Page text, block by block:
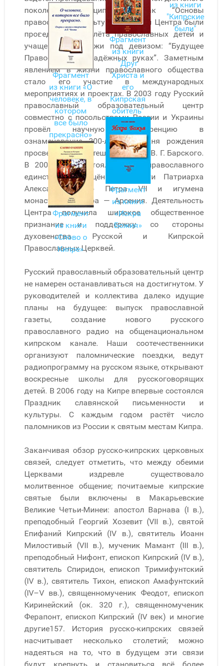
Фрагмент
из книги «О
человеке, в
котором
все было
прекрасно»
Фрагмент
из книги
«Слово о
Кипре»
Фрагмент
из книги
"Друг
Христа и
его
Кипрская
обитель"
Фрагмент
из книги
«Искра
Божия»
из книги
"Кипрские
были"
поколения дисциплины, как “Основы
православной культуры”. Силами Центра были
проведены два слёта православных детей и
учащейся молодёжи под девизом: “Будущее
Православия в надёжных руках”. Заметным
явлением в жизни православного общества
стало его участие в международных
мероприятиях и проектах. В 2003 году Русский
православный образовательный центр
совместно с посольствами России и Украины
провёл научную конференцию в
ознаменование 300-летия со дня рождения
просветителя и путешественника В. Г. Барского.
В 2004 году состоялись Дни православного
единства, посвящённые памяти Патриарха
Александрийского Петра VII и игумена
монастыря Махера — Арсения. Деятельность
Центра получила широкое общественное
признание и поддержку со стороны
духовенства Русской и Кипрской
Православных Церквей.
Русский православный образовательный центр
не намерен останавливаться на достигнутом. У
руководителей и коллектива далеко идущие
планы на будущее: выпуск православной
газеты, создание нового русского
православного радио на общенациональном
кипрском канале. Наши соотечественники
организуют паломнические поездки, ведут
радиопрограмму на русском языке, открывают
воскресные школы для русскоговорящих
детей. В 2006 году на Кипре впервые состоялся
Праздник славянской письменности и
культуры. С каждым годом растёт число
паломников из России к святым местам Кипра.
Заканчивая обзор русско-кипрских церковных
связей, следует отметить, что между обеими
Церквами издревле существовало
молитвенное общение; почитаемые кипрские
святые были включены в Макарьевские
Великие Четьи-Минеи: апостол Варнава (I в.),
преподобный Георгий Хозевит (VII в.), святой
Епифаний Кипрский (IV в.), святитель Иоанн
Милостивый (VII в.), мученик Мамант (III в.),
преподобный Нифонт, епископ Кипрский (IV в.),
святитель Спиридон, епископ Тримифунтский
(IV в.), святитель Тихон, епископ Амафунтский
(IV–V вв.), священномученик Феодот, епископ
Киринейский (ок. 320 г.), священномученик
Ферапонт, епископ Кипрский (IV век) и многие
другие157. История русско-кипрских связей
насчитывает несколько столетий; можно
надеяться на то, что в будущем эти связи